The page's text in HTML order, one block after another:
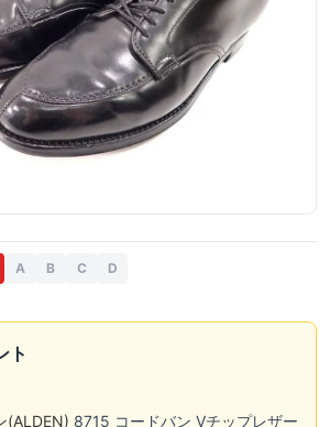
A B C D
ト
(ALDEN) 8715 コードバン Vチップレザー